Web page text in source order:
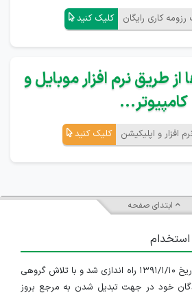
کاری رایگان کلیک کنید
طریق نرم افزار موبایل و
کامپیوتر...
افزار و اپلیکیشن کلیک کنید
ابتدای صفحه
استخدام
سایت ایران استخدام در تاریخ ۱۳۹۱/۱/۱۰ راه اندازی شد و با تلاش گروهی
خود در جهت تبدیل شدن به مرجع بروز